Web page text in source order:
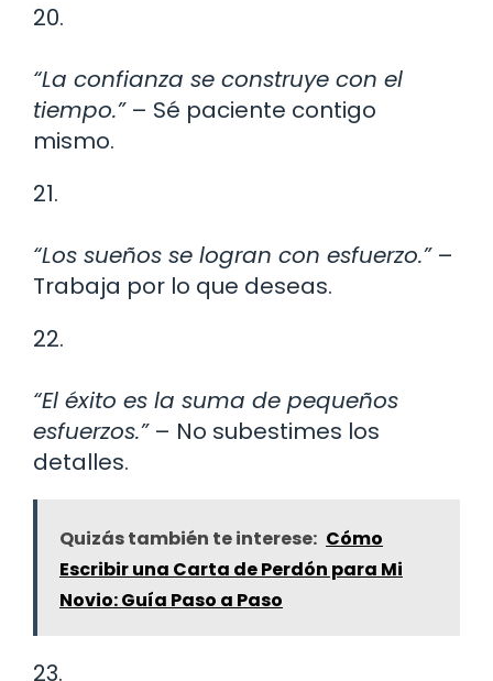
20.
“La confianza se construye con el
tiempo.”– Sé paciente contigo
mismo.
21.
“Los sueños se logran con esfuerzo.”–
Trabaja por lo que deseas.
22.
“El éxito es la suma de pequeños
esfuerzos.”– No subestimes los
detalles.
Quizás también te interese: Cómo
Escribir una Carta de Perdón para Mi
Novio: Guía Paso a Paso
23.